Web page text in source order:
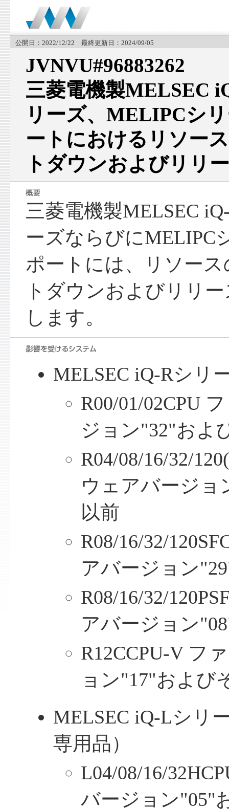
公開日：2022/12/22 最終更新日：2024/09/05
JVNVU#96883262
三菱電機製MELSEC
リーズ、MELIPCシ
ートにおけるリソー
トダウンおよびリリ
三菱電機製MELSEC
ーズならびにMELIPC
ポートには、リソー
トダウンおよびリリ
します。
MELSEC iQ-Rシリ
R00/01/02CPU
ジョン"32"およ
R04/08/16/32/
ウェアバージョ
以前
R08/16/32/
アバージョン
R08/16/32/
アバージョン
R12CCPU-V フ
ョン"17"および
MELSEC iQ-Lシリ
専用品）
L04/08/16/
バージョン"05"